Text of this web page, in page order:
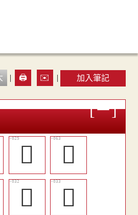
| 🖨️ ✉️ | 加入筆記
󱈾
󱉟
󱉃
󱉄